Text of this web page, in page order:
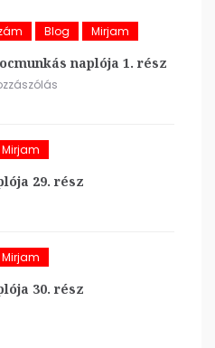
Blog Mirjam
naplója 1. rész
Mirjam
29. rész
Mirjam
30. rész